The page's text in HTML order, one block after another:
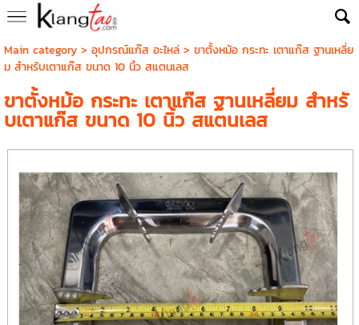
Main category> อุปกรณ์แก๊ส อะไหล่> ขาตั้งหม้อ กระทะ เตาแก๊ส ฐานเหลี่ย
ม สำหรับเตาแก๊ส ขนาด 10 นิ้ว สแตนเลส
ขาตั้งหม้อ กระทะ เตาแก๊ส ฐานเหลี่ยม สำหรั
บเตาแก๊ส ขนาด 10 นิ้ว สแตนเลส